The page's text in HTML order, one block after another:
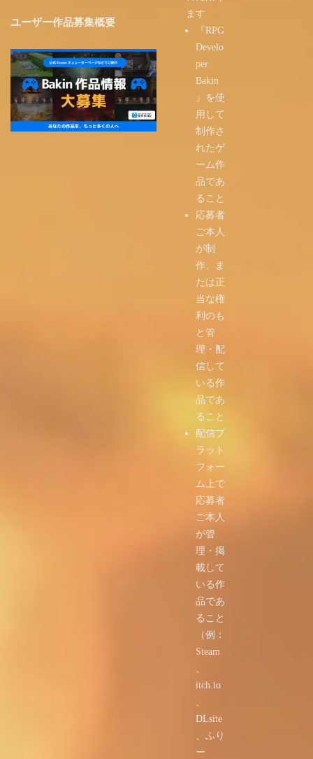
ユーザー作品募集概要
ます
『RPG
Develo
per
Bakin
』を使
用して
制作さ
れたゲ
ーム作
品であ
ること
応募者
ご本人
が制
作、ま
たは正
当な権
利のも
と管
理・配
信して
いる作
品であ
ること
配信プ
ラット
フォー
ム上で
応募者
ご本人
が管
理・掲
載して
いる作
品であ
ること
（例：
Steam
、
itch.io
、
DLsite
、ふり
ー